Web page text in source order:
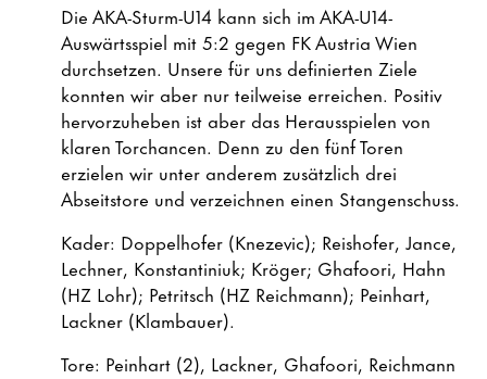
Die AKA-Sturm-U14 kann sich im AKA-U14-
Auswärtsspiel mit 5:2 gegen FK Austria Wien
durchsetzen. Unsere für uns definierten Ziele
konnten wir aber nur teilweise erreichen. Positiv
hervorzuheben ist aber das Herausspielen von
klaren Torchancen. Denn zu den fünf Toren
erzielen wir unter anderem zusätzlich drei
Abseitstore und verzeichnen einen Stangenschuss.
Kader: Doppelhofer (Knezevic); Reishofer, Jance,
Lechner, Konstantiniuk; Kröger; Ghafoori, Hahn
(HZ Lohr); Petritsch (HZ Reichmann); Peinhart,
Lackner (Klambauer).
Tore: Peinhart (2), Lackner, Ghafoori, Reichmann